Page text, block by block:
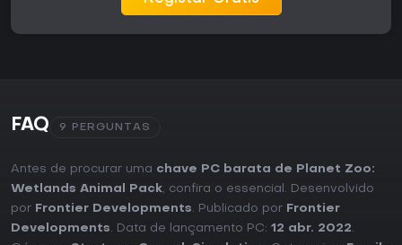
FAQ 9 PERGUNTAS
Antes de procurar uma chave PC barata de Planet Zoo:
Wetlands Animal Pack, confira o essencial. Desenvolvido
por Frontier Developments. Publicado por Frontier
Developments. Data de lançamento PC: 12 abr. 2022.